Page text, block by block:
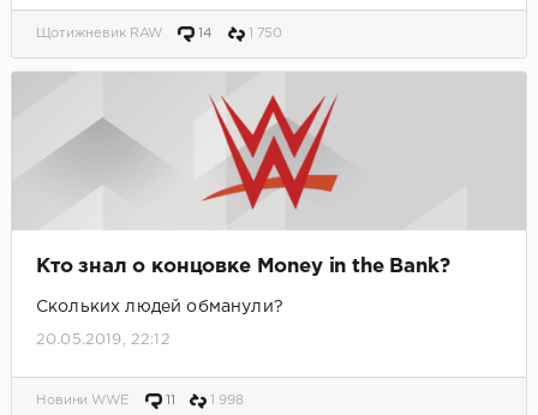
Щотижневик RAW 14 1 750
Кто знал о концовке Money in the Bank?
Скольких людей обманули?
20.05.2019, 22:12
Новини WWE 11 1 998